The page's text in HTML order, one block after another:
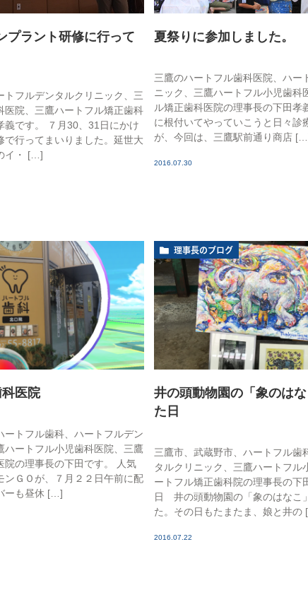
プラント研修に行って
トフルデンタルクリニック、三
医院、三鷹ハートフル矯正歯科
義です。 ７月30、31日にかけ
で行ってまいりました。延世大
イ・ […]
夏祭りに参加しました。
三鷹のハートフル歯科医院、ハー
ニック、三鷹ハートフル小児歯科
ル矯正歯科医院の理事長の下田孝
に根付いてやっていこうと日々診
が、今回は、三鷹駅前通り商店
2016.07.30
医院
ートフル歯科、ハートフルデン
ハートフル小児歯科医院、三鷹
院の理事長の下田です。 人気
ンＧＯが、７月２２日午前に配
ーも昼休 […]
理事長のブログ
井の頭動物園の「象のは
た日
三鷹市、武蔵野市、ハートフル歯
タルクリニック、三鷹ハートフル
ートフル矯正歯科院の理事長の下
日 井の頭動物園の「象のはなこ
た。その日もたまたま、娘と井の
2016.07.22